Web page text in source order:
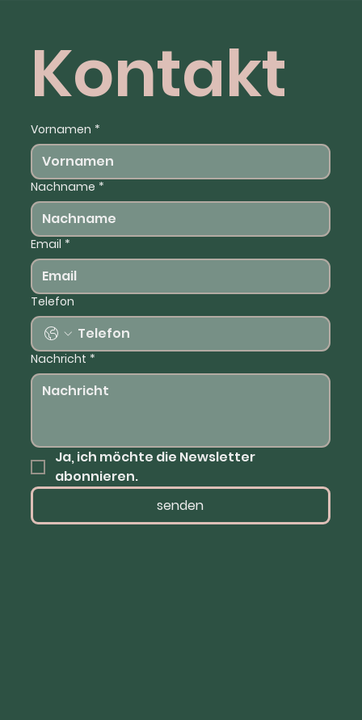
Kontakt
Vornamen *
Nachname *
Email *
Telefon
Nachricht *
Ja, ich möchte die Newsletter
abonnieren.
senden